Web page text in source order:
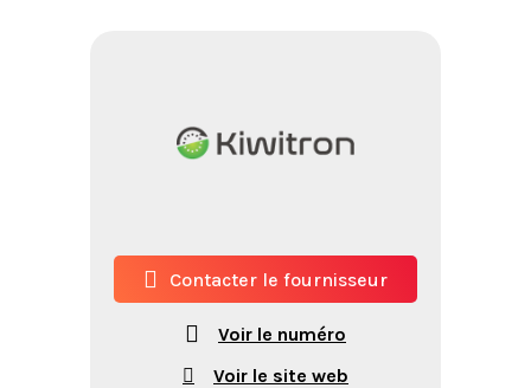
Contacter le fournisseur
Voir le numéro
Voir le site web